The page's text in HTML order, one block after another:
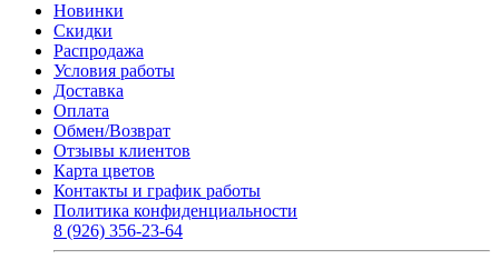
Новинки
Скидки
Распродажа
Условия работы
Доставка
Оплата
Обмен/Возврат
Отзывы клиентов
Карта цветов
Контакты и график работы
Политика конфиденциальности
8 (926) 356-23-64